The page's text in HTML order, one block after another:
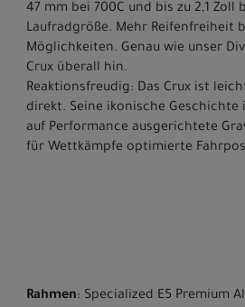
47 mm bei 700C und bis zu 2,1 Zoll
Laufradgröße. Mehr Reifenfreiheit
Möglichkeiten. Genau wie unser
Crux überall hin.
Reaktionsfreudig: Das Crux ist
direkt. Seine ikonische Geschichte
auf Performance ausgerichtete
für Wettkämpfe optimierte
Rahmen: Specialized E5 Premium